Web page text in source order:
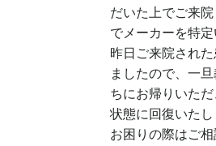
だいた上でご来
でメーカーを特定
昨日ご来院され
ましたので、一
ちにお帰りいた
状態に回復いたし
お困りの際はご相